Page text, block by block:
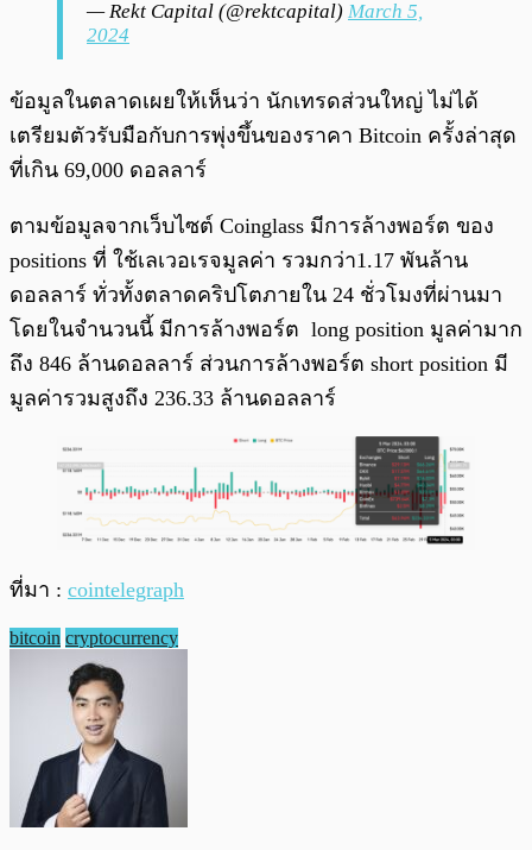
— Rekt Capital (@rektcapital) March 5,
2024
ข้อมูลในตลาดเผยให้เห็นว่า นักเทรดส่วนใหญ่ ไม่ได้
เตรียมตัวรับมือกับการพุ่งขึ้นของราคา Bitcoin ครั้งล่าสุด
ที่เกิน 69,000 ดอลลาร์
ตามข้อมูลจากเว็บไซต์ Coinglass มีการล้างพอร์ต ของ
positions ที่ ใช้เลเวอเรจมูลค่า รวมกว่า1.17 พันล้าน
ดอลลาร์ ทั่วทั้งตลาดคริปโตภายใน 24 ชั่วโมงที่ผ่านมา
โดยในจำนวนนี้ มีการล้างพอร์ต long position มูลค่ามาก
ถึง 846 ล้านดอลลาร์ ส่วนการล้างพอร์ต short position มี
มูลค่ารวมสูงถึง 236.33 ล้านดอลลาร์
ที่มา : cointelegraph
bitcoin cryptocurrency